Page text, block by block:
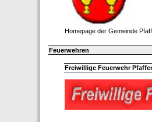
Homepage der Gemeinde
Feuerwehren
Freiwillige Feuerwehr